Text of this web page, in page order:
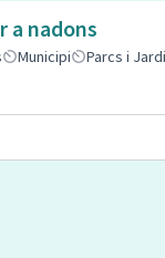
a nadons
Municipi
Parcs i